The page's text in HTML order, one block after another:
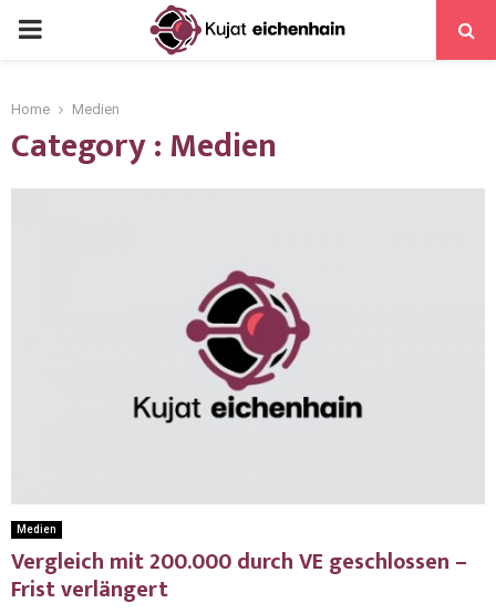
Home Medien
Category : Medien
Medien
Vergleich mit 200.000 durch VE geschlossen –
Frist verlängert